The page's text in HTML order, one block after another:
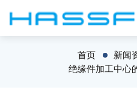
首页 新闻
绝缘件加工中心